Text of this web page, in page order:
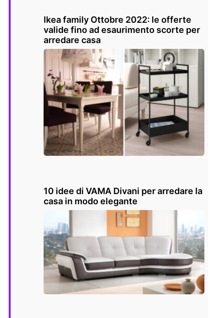
Ikea family Ottobre 2022: le offerte
valide fino ad esaurimento scorte per
arredare casa
10 idee di VAMA Divani per arredare la
casa in modo elegante